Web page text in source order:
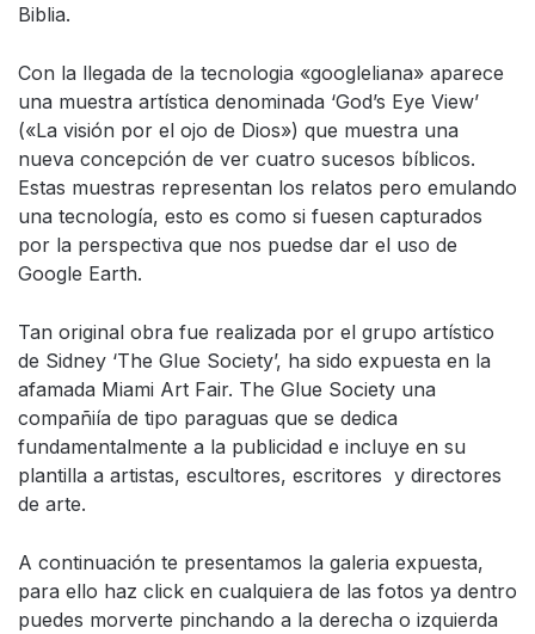
Biblia.
Con la llegada de la tecnologia «googleliana» aparece
una muestra artística denominada ‘God’s Eye View’
(«La visión por el ojo de Dios») que muestra una
nueva concepción de ver cuatro sucesos bíblicos.
Estas muestras representan los relatos pero emulando
una tecnología, esto es como si fuesen capturados
por la perspectiva que nos puedse dar el uso de
Google Earth.
Tan original obra fue realizada por el grupo artístico
de Sidney ‘The Glue Society’, ha sido expuesta en la
afamada Miami Art Fair. The Glue Society una
compañiía de tipo paraguas que se dedica
fundamentalmente a la publicidad e incluye en su
plantilla a artistas, escultores, escritores y directores
de arte.
A continuación te presentamos la galeria expuesta,
para ello haz click en cualquiera de las fotos ya dentro
puedes morverte pinchando a la derecha o izquierda